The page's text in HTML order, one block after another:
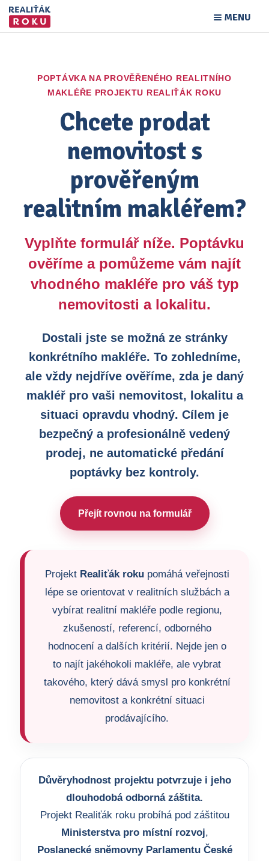
MENU
POPTÁVKA NA PROVĚŘENÉHO REALITNÍHO
MAKLÉŘE PROJEKTU REALIŤÁK ROKU
Chcete prodat
nemovitost s
prověřeným
realitním makléřem?
Vyplňte formulář níže. Poptávku
ověříme a pomůžeme vám najít
vhodného makléře pro váš typ
nemovitosti a lokalitu.
Dostali jste se možná ze stránky
konkrétního makléře. To zohledníme,
ale vždy nejdříve ověříme, zda je daný
makléř pro vaši nemovitost, lokalitu a
situaci opravdu vhodný. Cílem je
bezpečný a profesionálně vedený
prodej, ne automatické předání
poptávky bez kontroly.
Přejít rovnou na formulář
Projekt Realiťák rokupomáhá veřejnosti
lépe se orientovat v realitních službách a
vybírat realitní makléře podle regionu,
zkušeností, referencí, odborného
hodnocení a dalších kritérií. Nejde jen o
to najít jakéhokoli makléře, ale vybrat
takového, který dává smysl pro konkrétní
nemovitost a konkrétní situaci
prodávajícího.
Důvěryhodnost projektu potvrzuje i jeho
dlouhodobá odborná záštita.
Projekt Realiťák roku probíhá pod záštitou
Ministerstva pro místní rozvoj,
Poslanecké sněmovny Parlamentu České